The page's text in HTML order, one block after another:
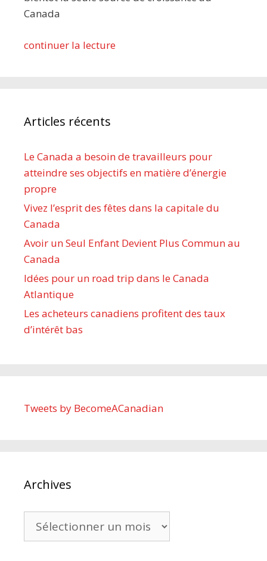
Canada
continuer la lecture
Articles récents
Le Canada a besoin de travailleurs pour
atteindre ses objectifs en matière d’énergie
propre
Vivez l’esprit des fêtes dans la capitale du
Canada
Avoir un Seul Enfant Devient Plus Commun au
Canada
Idées pour un road trip dans le Canada
Atlantique
Les acheteurs canadiens profitent des taux
d’intérêt bas
Tweets by BecomeACanadian
Archives
Archives